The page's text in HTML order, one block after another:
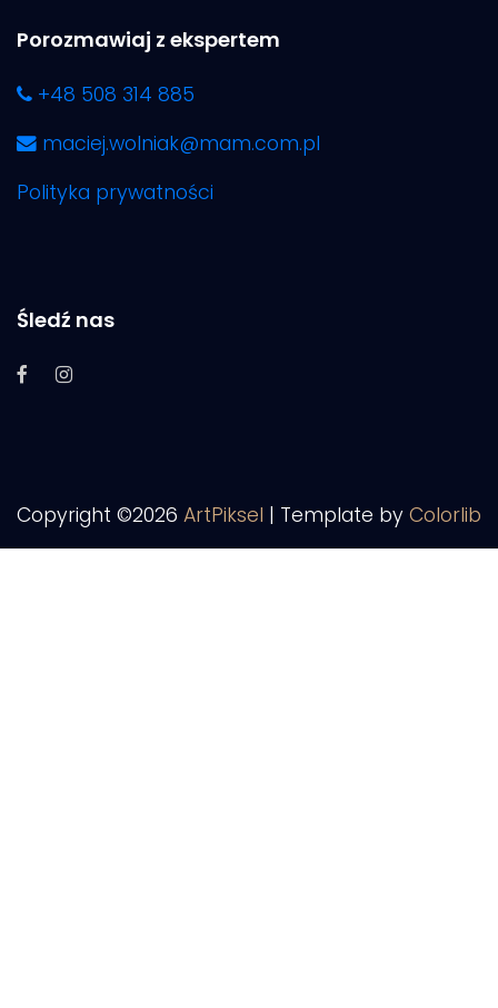
Porozmawiaj z ekspertem
+48 508 314 885
maciej.wolniak@mam.com.pl
Polityka prywatności
Śledź nas
Copyright ©2026 ArtPiksel | Template by Colorlib